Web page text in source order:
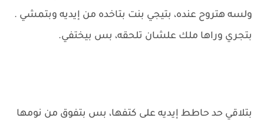
ولسه هتروح عنده، بتيجي بنت بتاخده من إيديه وبتمشي .
بتجري وراها ملك علشان تلحقه، بس بيختفي.
بتلاقي حد حاطط إيديه على كتفها، بس بتفوق من نومها